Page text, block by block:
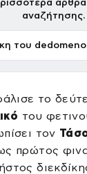
αναζήτησης.
του
το
του
τον
πρώτος